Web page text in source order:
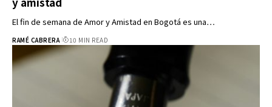
El fin de semana de Amor y Amistad en Bogotá es una…
RAMÉ CABRERA 10 MIN READ